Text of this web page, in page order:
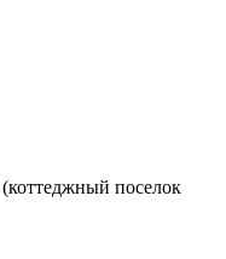
поселок